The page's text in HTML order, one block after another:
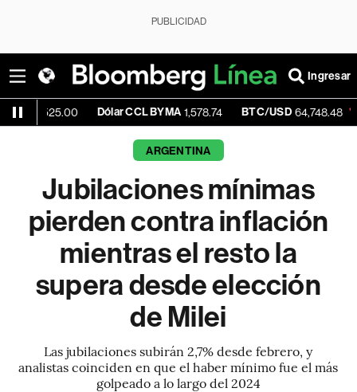
PUBLICIDAD
Ingresar
Dólar CCL BYMA 1,578.74 BTC/USD 64,748.48 -0.44%
ARGENTINA
Jubilaciones mínimas
pierden contra inflación
mientras el resto la
supera desde elección
de Milei
Las jubilaciones subirán 2,7% desde febrero, y
analistas coinciden en que el haber mínimo fue el más
golpeado a lo largo del 2024